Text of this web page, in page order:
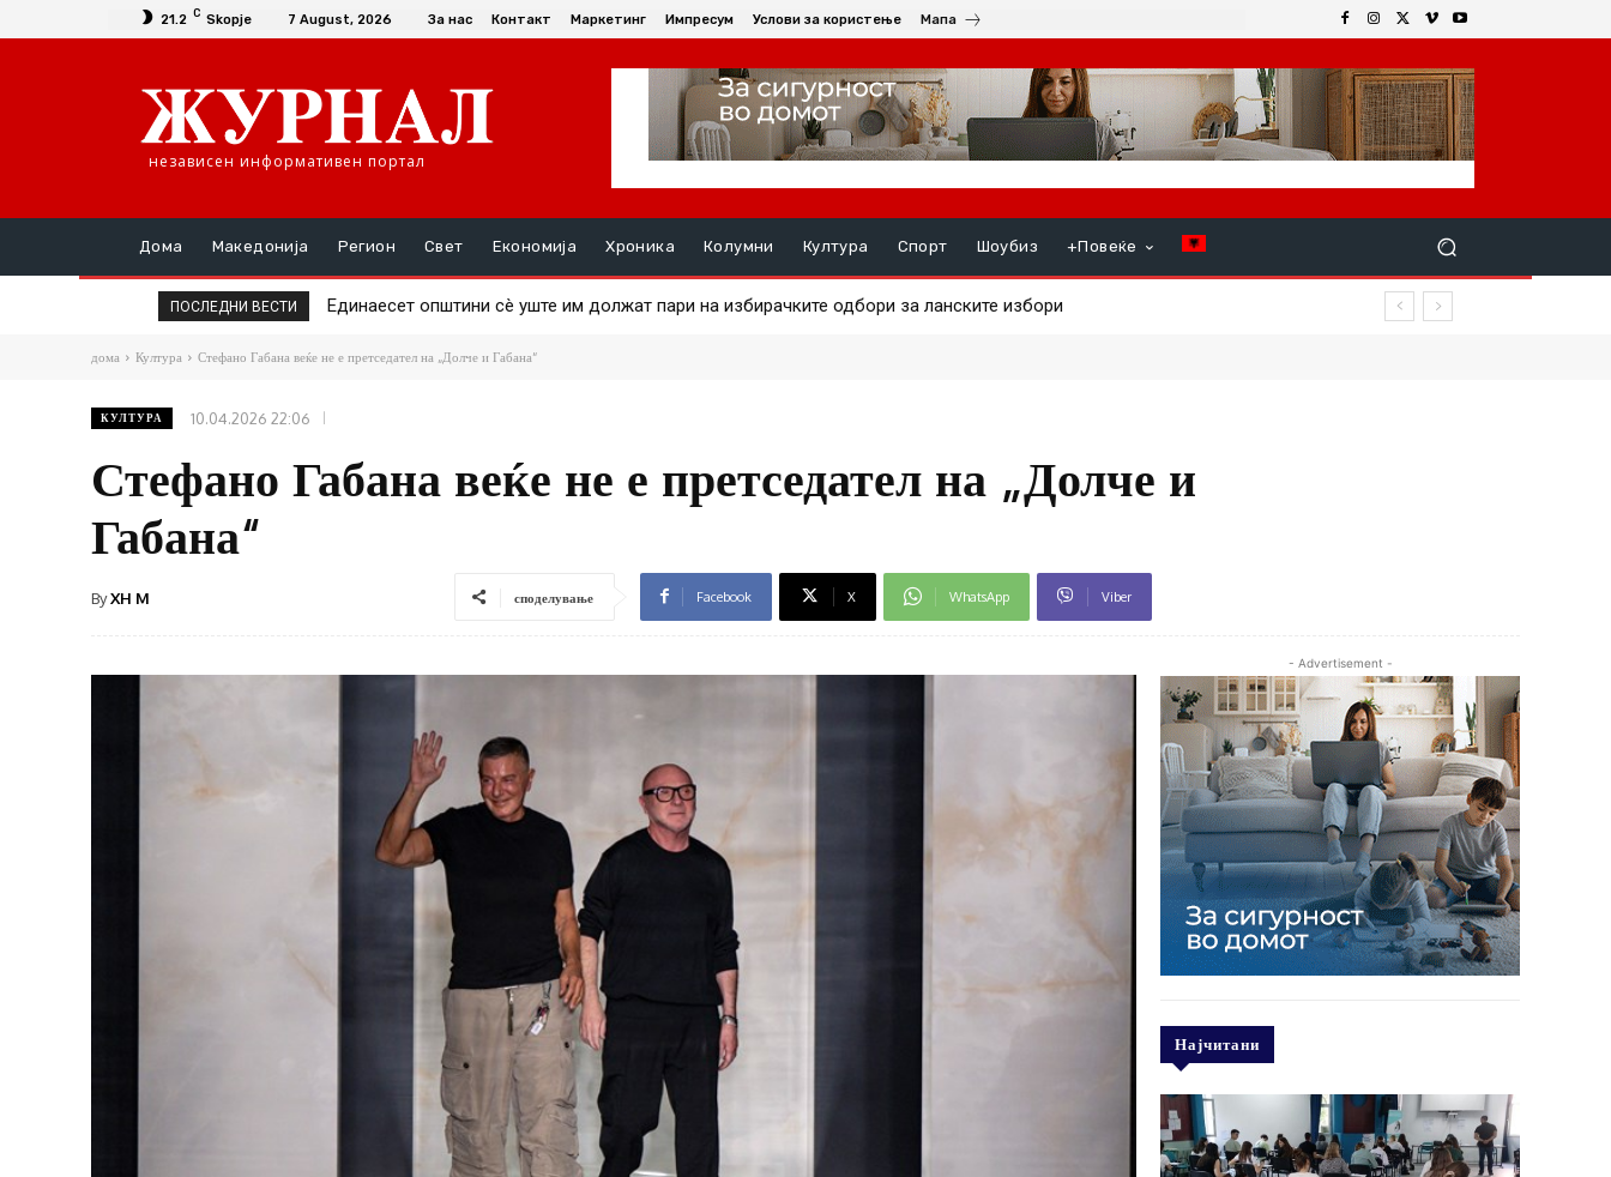
21.2 C Skopje 7 August, 2026 За нас Контакт Маркетинг Импресум Услови за користење Мапа
независен информативен портал
Дома Македонија Регион Свет Економија Хроника Колумни Култура Спорт Шоубиз +Повеќе
ПОСЛЕДНИ ВЕСТИ Единаесет општини сè уште им должат пари на избирачките одбори за ланските избори
Повторно скок на цената на златото
дома Култура Стефано Габана веќе не е претседател на „Долче и Габана“
КУЛТУРА 10.04.2026 22:06
Стефано Габана веќе не е претседател на „Долче и
Габана“
ByXH M споделување Facebook X WhatsApp Viber
- Advertisement -
Најчитани